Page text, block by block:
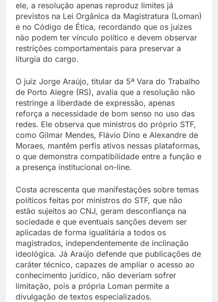
ele, a resolução apenas reproduz limites já
previstos na Lei Orgânica da Magistratura (Loman)
e no Código de Ética, recordando que os juízes
não podem ter vínculo político e devem observar
restrições comportamentais para preservar a
liturgia do cargo.
O juiz Jorge Araújo, titular da 5ª Vara do Trabalho
de Porto Alegre (RS), avalia que a resolução não
restringe a liberdade de expressão, apenas
reforça a necessidade de bom senso no uso das
redes. Ele observa que ministros do próprio STF,
como Gilmar Mendes, Flávio Dino e Alexandre de
Moraes, mantêm perfis ativos nessas plataformas,
o que demonstra compatibilidade entre a função e
a presença institucional on-line.
Costa acrescenta que manifestações sobre temas
políticos feitas por ministros do STF, que não
estão sujeitos ao CNJ, geram desconfiança na
sociedade e que eventuais sanções devem ser
aplicadas de forma igualitária a todos os
magistrados, independentemente de inclinação
ideológica. Já Araújo defende que publicações de
caráter técnico, capazes de ampliar o acesso ao
conhecimento jurídico, não deveriam sofrer
limitação, pois a própria Loman permite a
divulgação de textos especializados.